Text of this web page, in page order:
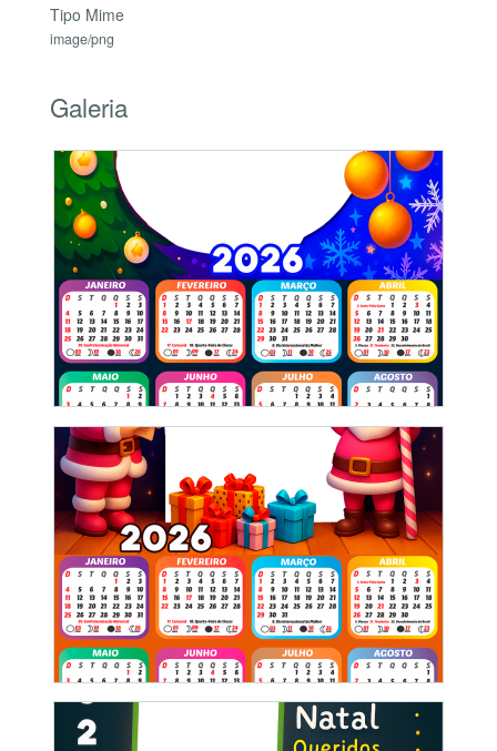
Tipo Mime
image/png
Galeria